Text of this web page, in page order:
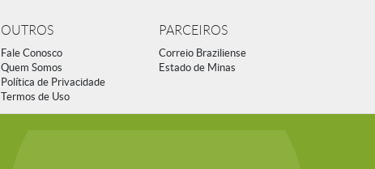
OUTROS
Fale Conosco
Quem Somos
Política de Privacidade
Termos de Uso
PARCEIROS
Correio Braziliense
Estado de Minas